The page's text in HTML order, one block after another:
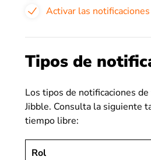
Activar las
Tipos de
Los tipos de notificaciones
Jibble. Consulta la siguiente
tiempo libre:
Rol